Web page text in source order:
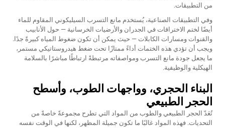
من التطبيقات.
وفي التطبيقات الصناعية، يُستخدم مانع التسرب السيليكوني المقاوم للماء
أيضًا لختم الاختراقات في الجدران والأرضيات الخرسانية — حول الأنابيب
والقنوات ومسارات الكابلات — حيث يمكن أن تكون ضغوط المياه كبيرةً جدًا.
ويجب أن تؤدي هذه الختمات أداءً ممتازًا تحت ضغط هيدروستاتيكي مستمر،
ما يجعل جودة مانع التسرب ومواصفاته مرتبطةً ارتباطًا مباشرًا بالسلامة
الهيكلية والوظيفية.
البناء الحجري، وواجهات الطوب، وأسطح
الحجر الطبيعي
تُعَدّ الحجر الطبيعي والطوب من المواد التي تطرح مجموعةً خاصةً من
التحديات. فهذه المواد غالبًا ما تكون جميلة المظهر، لكنها في الوقت نفسه